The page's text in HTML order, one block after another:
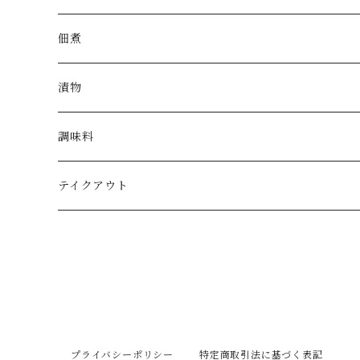
佃煮
漬物
調味料
テイクアウト
プライバシーポリシー 特定商取引法に基づく表記